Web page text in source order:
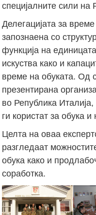
специјалните сили на
Делегацијата за
запознаена со
функција на
искуства како и
време на обуката. Од
презентирана
во Република Италија,
ги користат за обука
Целта на оваа
разгледаат
обука како и
соработка.